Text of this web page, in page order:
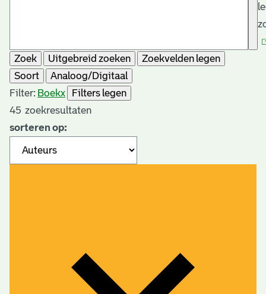
Zoek Uitgebreid zoeken
Zoekvelden legen
Soort
Analoog/Digitaal
Filter: Boekx
Filters legen
45 zoekresultaten
sorteren op: